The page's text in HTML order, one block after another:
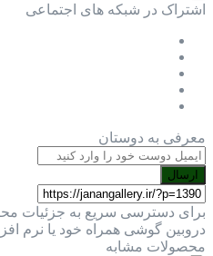
اشتراک در شبکه های اجتماعی
معرفی به دوستان
ارسال
برای دسترسی سریع به جزئیات
دروبین گوشی همراه خود یا نرم
محصولات مشابه